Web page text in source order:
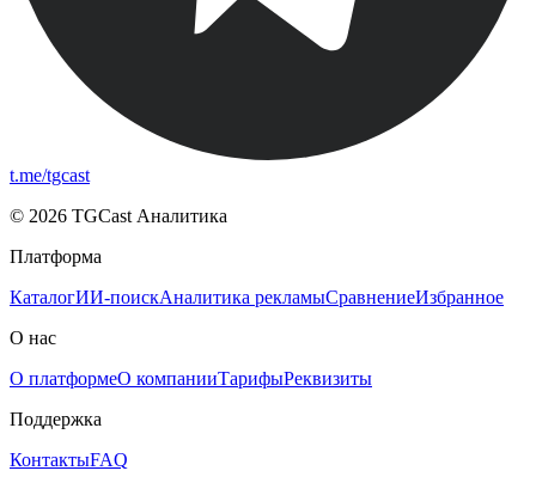
t.me/tgcast
© 2026 TGCast Аналитика
Платформа
КаталогИИ-поискАналитика рекламыСравнениеИзбранное
О нас
О платформеО компанииТарифыРеквизиты
Поддержка
КонтактыFAQ